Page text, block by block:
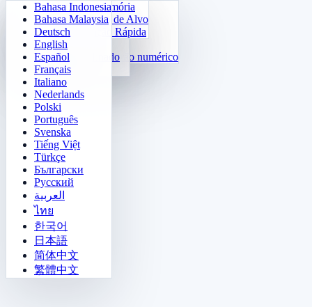
Aritmética Diária
Treinador de tabuada
Cálculo Rápido 24
Funções
Complete o padrão numérico
Sudoku
Klotski Numérico
2048
Tetris
Campo Minado
Gomoku
Apague as luzes
Missão Labirinto
Desafio Sokoban
Matriz de Memória
Rastreamento de Alvo
Diferenciação Rápida
Bahasa Indonesia
Bahasa Malaysia
Deutsch
English
Español
Français
Italiano
Nederlands
Polski
Português
Svenska
Tiếng Việt
Türkçe
Български
Русский
العربية
ไทย
한국어
日本語
简体中文
繁體中文